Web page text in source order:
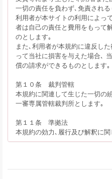
一切の責任を負わず､免責される
利用者が本サイトの利用によっ
者は自己の責任と費用をもって
のとします｡
また､利用者が本規約に違反し
って当社に損害を与えた場合､
償の請求ができるものとします｡
第１０条 裁判管轄
本規約に関連して生じた一切の
一審専属管轄裁判所とします｡
第１１条 準拠法
本規約の効力､履行及び解釈に